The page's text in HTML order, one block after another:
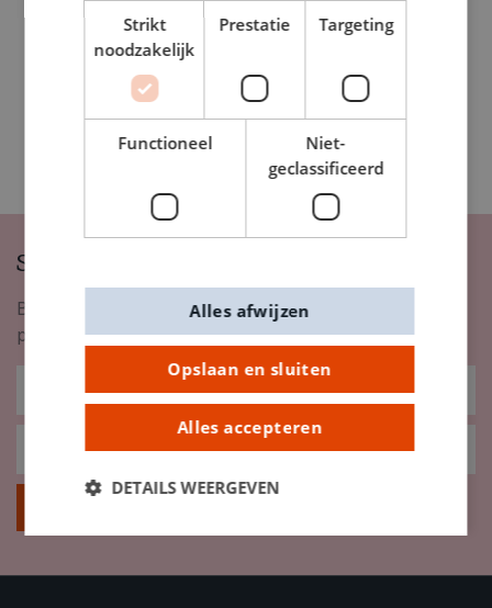
Schrijf je in op onze nieuwsbrief
Blijf op de hoogte van nieuwigheden, inspiratie,
promoties en meer!
Strikt
noodzakelijk
Prestatie Targeting
Functioneel
Niet-
geclassificeerd
Opslaan en sluiten
Alles accepteren
Alles afwijzen
DETAILS WEERGEVEN